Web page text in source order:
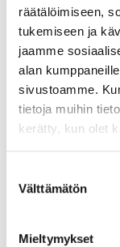
räätälöimiseen,
tukemiseen ja
jaamme
alan
sivustoamme.
tietoja muihin
kerätty, kun olet
valinta
Välttämätön
Mieltymykset
Oletko
★